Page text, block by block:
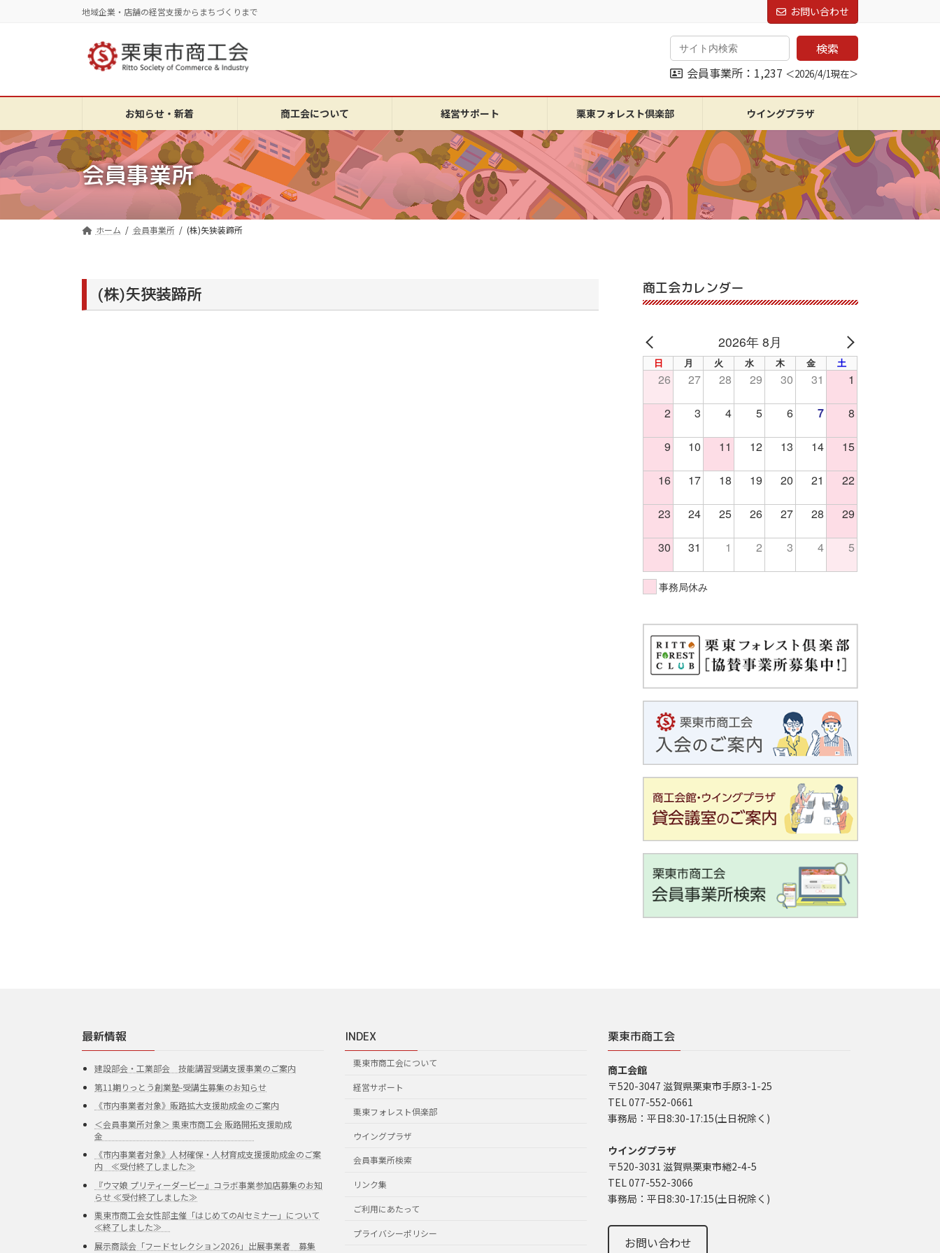
へ
ッ
プ
ョ
移
動
地域企業・店舗の経営支援からまちづくりまで お問い合わせ
検索
会員事業所：1,237 ＜2026/4/1現在＞
お知らせ・新着 商工会について 経営サポート 栗東フォレスト倶楽部 ウイングプラザ
会員事業所
ホーム 会員事業所 (株)矢狭装蹄所
(株)矢狭装蹄所 商工会カレンダー
PREV
2026年 8月
NEXT
日 月 火 水 木 金 土
26 27 28 29 30 31 1
2 3 4 5 6 7 8
9 10 11 12 13 14 15
16 17 18 19 20 21 22
23 24 25 26 27 28 29
30 31 1 2 3 4 5
事務局休み
最新情報
建設部会・工業部会 技能講習受講支援事業のご案内
第11期りっとう創業塾-受講生募集のお知らせ
《市内事業者対象》販路拡大支援助成金のご案内
＜会員事業所対象＞ 栗東市商工会 販路開拓支援助成
金
《市内事業者対象》人材確保・人材育成支援援助成金のご案
内 ≪受付終了しました≫
『ウマ娘 プリティーダービー』コラボ事業参加店募集のお知
らせ ≪受付終了しました≫
栗東市商工会女性部主催「はじめてのAIセミナー」について
≪終了しました≫
展示商談会「フードセレクション2026」出展事業者 募集
INDEX
栗東市商工会について
経営サポート
栗東フォレスト倶楽部
ウイングプラザ
会員事業所検索
リンク集
ご利用にあたって
プライバシーポリシー
栗東市商工会
商工会館
〒520-3047 滋賀県栗東市手原3-1-25
TEL 077-552-0661
事務局：平日8:30-17:15(土日祝除く)
ウイングプラザ
〒520-3031 滋賀県栗東市綣2-4-5
TEL 077-552-3066
事務局：平日8:30-17:15(土日祝除く)
お問い合わせ